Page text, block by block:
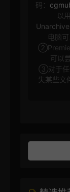
码：
以用
电脑
可以
③对于任
失某些文